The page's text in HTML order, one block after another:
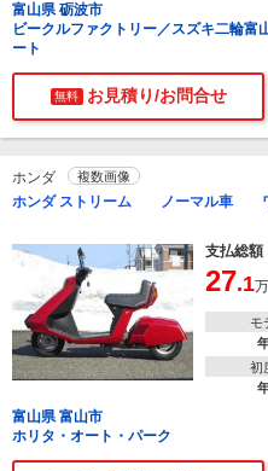
富山県 砺波市
ビークルファクトリー／スズキ二輪富
ート
無料 お見積り/お問合せ
ホンダ 複数画像
ホンダ ストリーム ノーマル車
支払総額
27.1
モ
初
富山県 富山市
ホリタ・オート・パーク